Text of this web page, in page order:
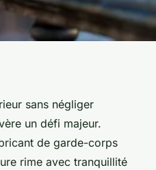
corps : il peut
de
sans négliger
un défi majeur.
de garde-corps
rime avec tranquillité